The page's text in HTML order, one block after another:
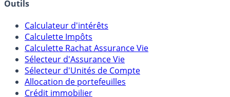
Outils
Calculateur d'intérêts
Calculette Impôts
Calculette Rachat Assurance Vie
Sélecteur d'Assurance Vie
Sélecteur d'Unités de Compte